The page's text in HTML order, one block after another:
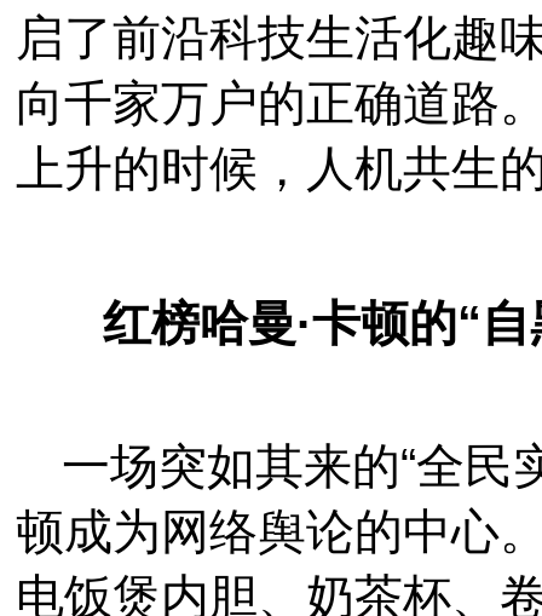
启了前沿科技生活化趣
向千家万户的正确道路
上升的时候，人机共生
红榜哈曼·卡顿的“
一场突如其来的“全民
顿成为网络舆论的中心
电饭煲内胆、奶茶杯、